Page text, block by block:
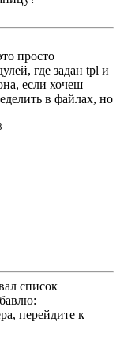
просто
где задан tpl и
если хочеш
в файлах, но
список
перейдите к